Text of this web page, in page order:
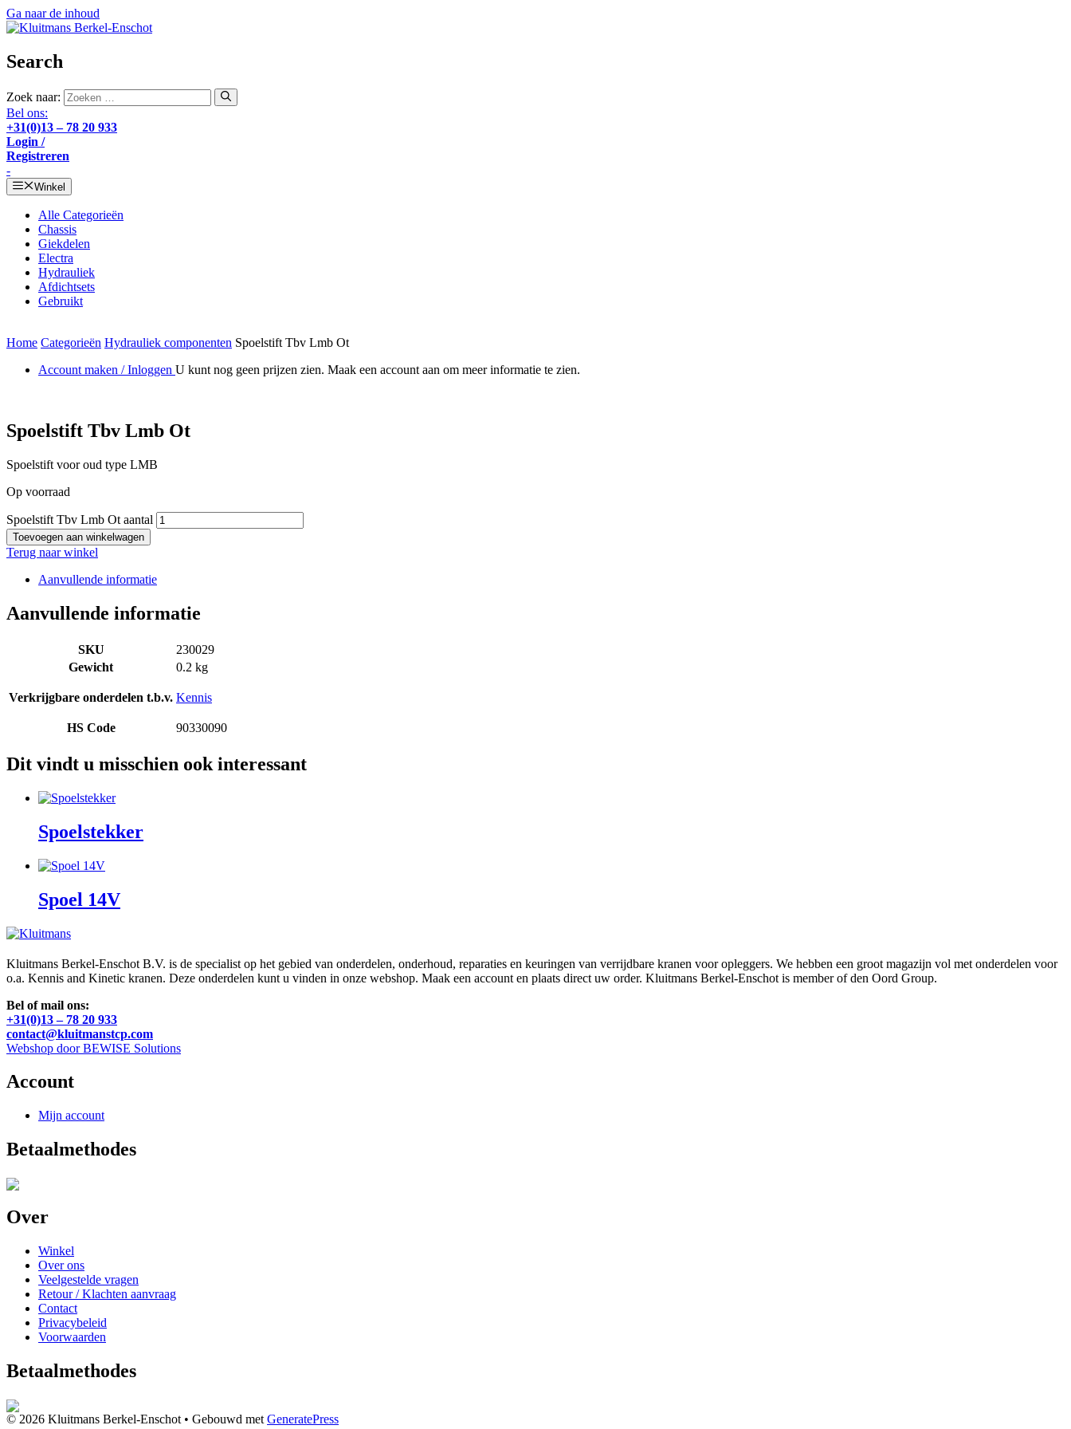
Ga naar de inhoud
Search
Zoek naar:
Bel ons:
+31(0)13 – 78 20 933
Login /
Registreren
-
Winkel
Alle Categorieën
Chassis
Giekdelen
Electra
Hydrauliek
Afdichtsets
Gebruikt
Home Categorieën Hydrauliek componenten Spoelstift Tbv Lmb Ot
Account maken / Inloggen U kunt nog geen prijzen zien. Maak een account aan om meer informatie te zien.
Spoelstift Tbv Lmb Ot
Spoelstift voor oud type LMB
Op voorraad
Spoelstift Tbv Lmb Ot aantal
Toevoegen aan winkelwagen
Terug naar winkel
Aanvullende informatie
Aanvullende informatie
SKU
230029
Gewicht
0.2 kg
Verkrijgbare onderdelen t.b.v. Kennis
HS Code 90330090
Dit vindt u misschien ook interessant
Spoelstekker
Spoel 14V
Kluitmans Berkel-Enschot B.V. is de specialist op het gebied van onderdelen, onderhoud, reparaties en keuringen van verrijdbare kranen voor opleggers. We hebben een groot magazijn vol met onderdelen voor
o.a. Kennis and Kinetic kranen. Deze onderdelen kunt u vinden in onze webshop. Maak een account en plaats direct uw order. Kluitmans Berkel-Enschot is member of den Oord Group.
Bel of mail ons:
+31(0)13 – 78 20 933
contact@kluitmanstcp.com
Webshop door BEWISE Solutions
Account
Mijn account
Betaalmethodes
Over
Winkel
Over ons
Veelgestelde vragen
Retour / Klachten aanvraag
Contact
Privacybeleid
Voorwaarden
Betaalmethodes
© 2026 Kluitmans Berkel-Enschot • Gebouwd met GeneratePress